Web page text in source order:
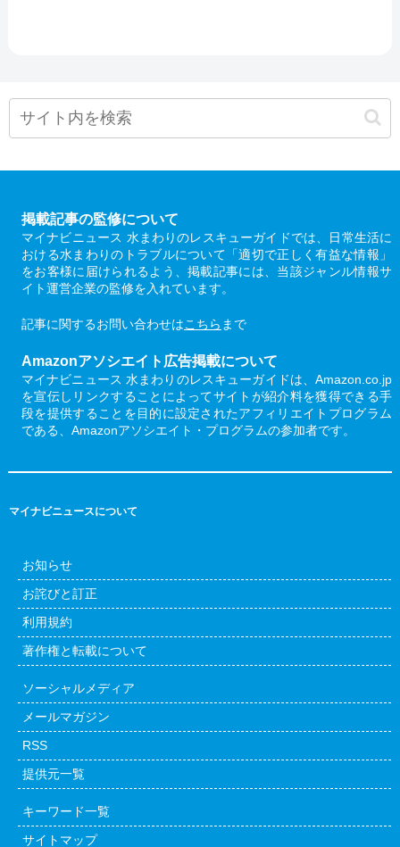
掲載記事の監修について
マイナビニュース 水まわりのレスキューガイドでは、日常生活に
おける水まわりのトラブルについて「適切で正しく有益な情報」
をお客様に届けられるよう、掲載記事には、当該ジャンル情報サ
イト運営企業の監修を入れています。
記事に関するお問い合わせはこちら まで
Amazonアソシエイト広告掲載について
マイナビニュース 水まわりのレスキューガイドは、Amazon.co.jp
を宣伝しリンクすることによってサイトが紹介料を獲得できる手
段を提供することを目的に設定されたアフィリエイトプログラム
である、Amazonアソシエイト・プログラムの参加者です。
マイナビニュースについて
お知らせ
お詫びと訂正
利用規約
著作権と転載について
ソーシャルメディア
メールマガジン
RSS
提供元一覧
キーワード一覧
サイトマップ